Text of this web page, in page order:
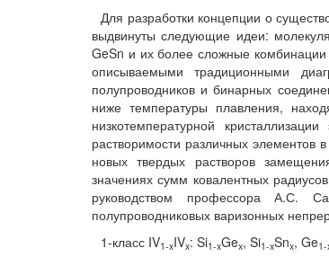
Для разработки концепции о
выдвинуты следующие идеи:
GeSn и их более сложные
описываемыми традиционными
полупроводников и бинарных
ниже температуры плавления,
низкотемпературной
растворимости различных элементов
новых твердых растворов
значениях сумм ковалентных
руководством профессора А.С.
полупроводниковых варизонных
1-класс IV1-xIVx: Si1-xGex, Si1-xSnx, Ge1-